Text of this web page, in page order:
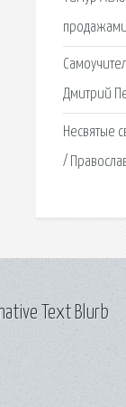
Дмитрий
Несвятые
/
Text Blurb